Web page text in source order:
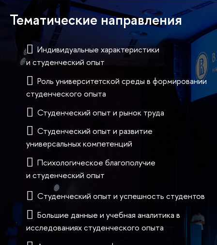
Тематические направления
Индивидуальные характеристики
и студенческий опыт
Роль университетской среды в формировании
студенческого опыта
Студенческий опыт и рынок труда
Студенческий опыт и развитие
универсальных компетенций
Психологическое благополучие
и студенческий опыт
Cтуденческий опыт и успешность студентов
Большие данные и учебная аналитика в
исследованиях студенческого опыта